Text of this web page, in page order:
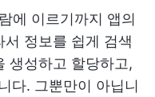
에 이르기까지 앱의
정보를 쉽게 검색
생성하고 할당하고,
다. 그뿐만이 아닙니